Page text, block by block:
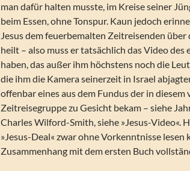
man dafür halten musste, im Kreise seiner
beim Essen, ohne Tonspur. Kaun jedoch
Jesus dem feuerbemalten Zeitreisenden
heilt – also muss er tatsächlich das Video des
haben, das außer ihm höchstens noch die
die ihm die Kamera seinerzeit in Israel
offenbar eines aus dem Fundus der in
Zeitreisegruppe zu Gesicht bekam – siehe
Charles Wilford-Smith, siehe »Jesus-Video«.
»Jesus-Deal« zwar ohne Vorkenntnisse lesen
Zusammenhang mit dem ersten Buch